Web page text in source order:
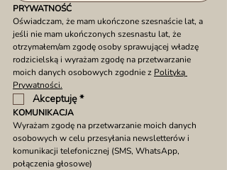
PRYWATNOŚĆ
Oświadczam, że mam ukończone szesnaście lat, a
jeśli nie mam ukończonych szesnastu lat, że
otrzymałem/am zgodę osoby sprawującej władzę
rodzicielską i wyrażam zgodę na przetwarzanie
moich danych osobowych zgodnie z Polityką
Prywatności.
Akceptuję *
KOMUNIKACJA
Wyrażam zgodę na przetwarzanie moich danych
osobowych w celu przesyłania newsletterów i
komunikacji telefonicznej (SMS, WhatsApp,
połączenia głosowe)